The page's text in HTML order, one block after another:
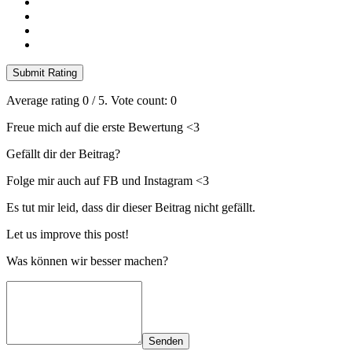
Submit Rating
Average rating 0 / 5. Vote count: 0
Freue mich auf die erste Bewertung <3
Gefällt dir der Beitrag?
Folge mir auch auf FB und Instagram <3
Es tut mir leid, dass dir dieser Beitrag nicht gefällt.
Let us improve this post!
Was können wir besser machen?
Senden